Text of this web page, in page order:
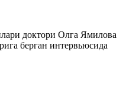
доктори Олга Ямилова
берган интервьюсида